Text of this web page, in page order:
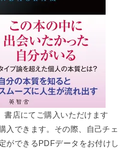
書店にてご購入いただけます
入できます。その際、自己チェ
ができるPDFデータをお付けし